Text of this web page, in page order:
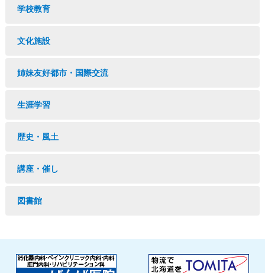
学校教育
文化施設
姉妹友好都市・国際交流
生涯学習
歴史・風土
講座・催し
図書館